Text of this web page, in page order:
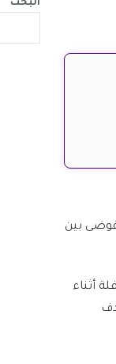
بين
أثناء
البحث